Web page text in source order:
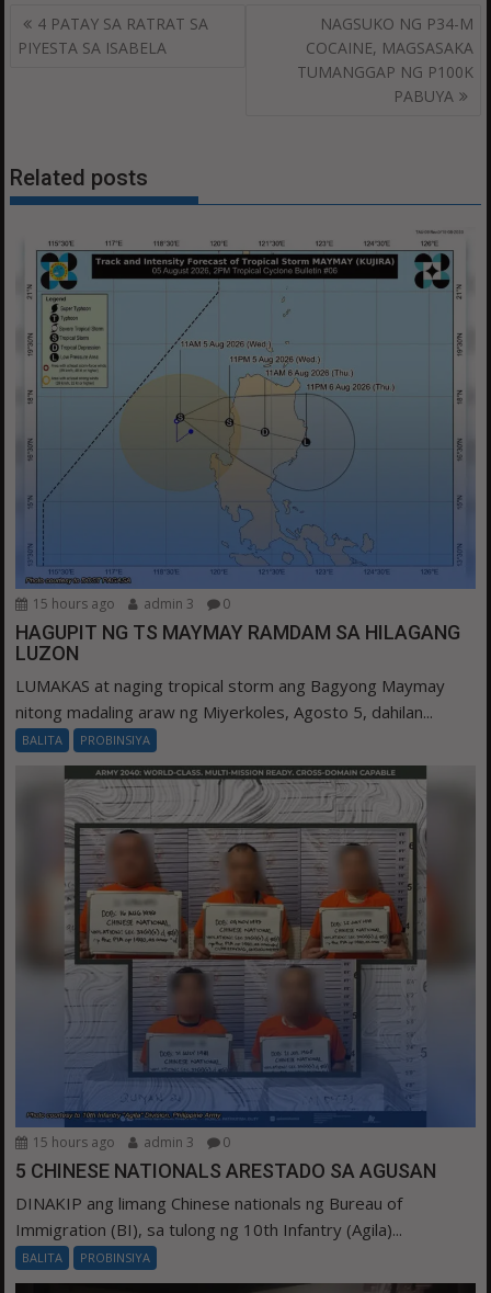
Post
navigation
4 PATAY SA RATRAT SA
PIYESTA SA ISABELA
NAGSUKO NG P34-M
COCAINE, MAGSASAKA
TUMANGGAP NG P100K
PABUYA
Related posts
15 hours ago admin 3 0
HAGUPIT NG TS MAYMAY RAMDAM SA HILAGANG
LUZON
LUMAKAS at naging tropical storm ang Bagyong Maymay
nitong madaling araw ng Miyerkoles, Agosto 5, dahilan...
BALITA PROBINSIYA
15 hours ago admin 3 0
5 CHINESE NATIONALS ARESTADO SA AGUSAN
DINAKIP ang limang Chinese nationals ng Bureau of
Immigration (BI), sa tulong ng 10th Infantry (Agila)...
BALITA PROBINSIYA